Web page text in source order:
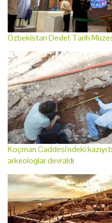
Özbekistan Devlet Tarih
Koçman Caddesi'ndeki kazıyı
arkeologlar devraldı